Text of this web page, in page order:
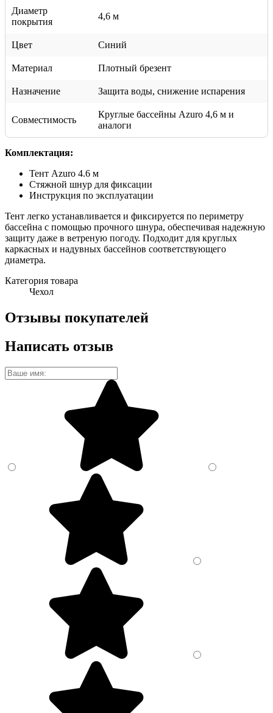
Диаметр
покрытия
4,6 м
Цвет Синий
Материал Плотный брезент
Назначение Защита воды, снижение испарения
Совместимость
Круглые бассейны Azuro 4,6 м и
аналоги
Комплектация:
Тент Azuro 4.6 м
Стяжной шнур для фиксации
Инструкция по эксплуатации
Тент легко устанавливается и фиксируется по периметру
бассейна с помощью прочного шнура, обеспечивая надежную
защиту даже в ветреную погоду. Подходит для круглых
каркасных и надувных бассейнов соответствующего
диаметра.
Категория товара
Чехол
Отзывы покупателей
Написать отзыв